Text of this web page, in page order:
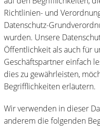
Richtlinien- und
Datenschutz-
wurden. Unsere
Öffentlichkeit als auch für
Geschäftspartner einfach
dies zu gewährleisten,
Begrifflichkeiten erläutern.
Wir verwenden in dieser
anderem die folgenden